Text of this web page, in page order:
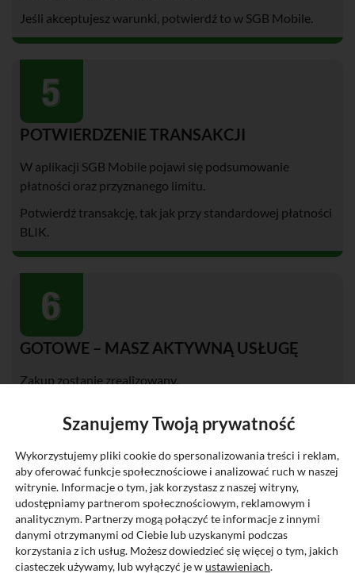
Jeśli akceptujesz warunki, potwierdź to w SGB Mobile.
POTWIERDZENIE TRANSAKCJI
W aplikacji SGB Mobile pojawi się podsumowanie
płatności oraz przyznanego limitu.
Potwierdź transakcję, tak jak przy standardowej płatności
BLIK.
GOTOWE – MASZ AKTYWNĄ USŁUGĘ
Zakup zostanie zrealizowany.
(jeśli spłacisz w terminie).
BLIK PŁACĘ PÓŹNIEJ – JAK TO DZIAŁA?
Szanujemy Twoją prywatność
Wykorzystujemy pliki cookie do spersonalizowania treści i reklam,
aby oferować funkcje społecznościowe i analizować ruch w naszej
witrynie. Informacje o tym, jak korzystasz z naszej witryny,
udostępniamy partnerom społecznościowym, reklamowym i
analitycznym. Partnerzy mogą połączyć te informacje z innymi
danymi otrzymanymi od Ciebie lub uzyskanymi podczas
korzystania z ich usług. Możesz dowiedzieć się więcej o tym, jakich
ciasteczek używamy, lub wyłączyć je wustawieniach.